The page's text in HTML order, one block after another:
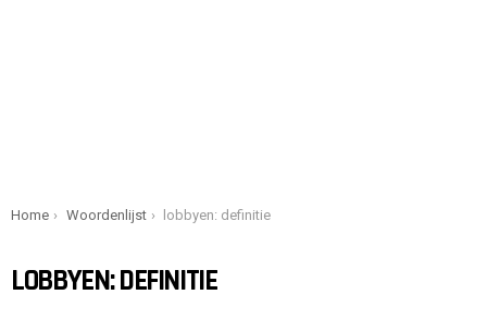
You are here:
Home Woordenlijst lobbyen: definitie
LOBBYEN: DEFINITIE